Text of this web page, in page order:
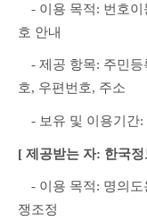
- 이용 목적: 번호이
호 안내
- 제공 항목: 주민등
호, 우편번호, 주소
- 보유 및 이용기간:
[ 제공받는 자: 한국
- 이용 목적: 명의도
쟁조정